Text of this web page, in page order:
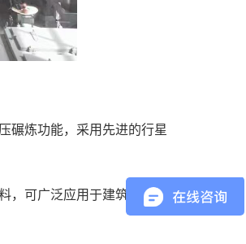
碾炼功能，采用先进的行星
，可广泛应用于建筑材料、